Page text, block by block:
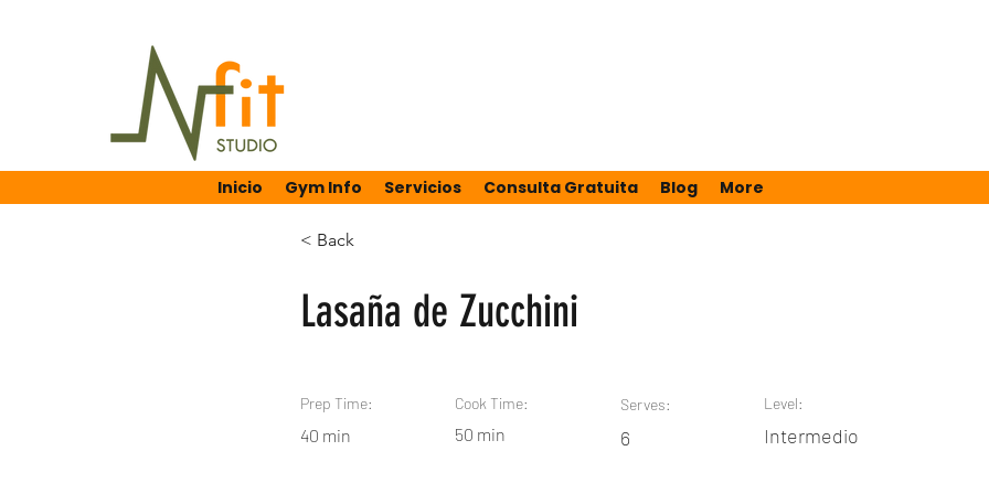
Inicio Gym Info Servicios Consulta Gratuita Blog More
< Back
Lasaña de Zucchini
Prep Time:
40 min
Cook Time:
50 min
Serves:
6
Level:
Intermedio